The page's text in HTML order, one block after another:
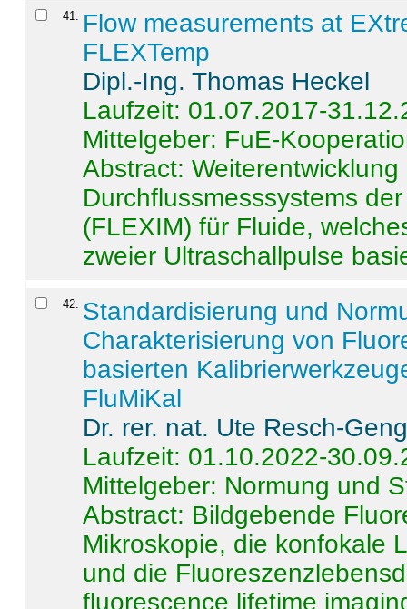
41. Flow measurements at
FLEXTemp
Dipl.-Ing. Thomas Heckel
Laufzeit: 01.07.2017-
Mittelgeber: FuE-
Abstract:
Durchflussmesssystems
(FLEXIM) für Fluide,
zweier Ultraschallpulse
42. Standardisierung und
Charakterisierung von
basierten
FluMiKal
Dr. rer. nat. Ute Resch-
Laufzeit: 01.10.2022-
Mittelgeber: Normung und
Abstract: Bildgebende
Mikroskopie, die konfokale
und die
fluorescence lifetime